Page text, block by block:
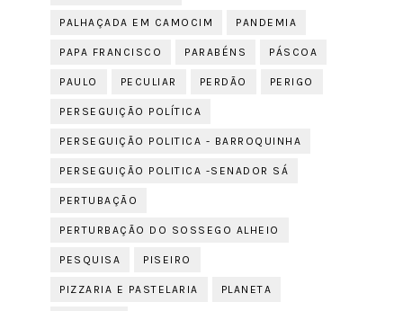
PALHAÇADA EM CAMOCIM PANDEMIA
PAPA FRANCISCO PARABÉNS PÁSCOA
PAULO PECULIAR PERDÃO PERIGO
PERSEGUIÇÃO POLÍTICA
PERSEGUIÇÃO POLITICA - BARROQUINHA
PERSEGUIÇÃO POLITICA -SENADOR SÁ
PERTUBAÇÃO
PERTURBAÇÃO DO SOSSEGO ALHEIO
PESQUISA PISEIRO
PIZZARIA E PASTELARIA PLANETA